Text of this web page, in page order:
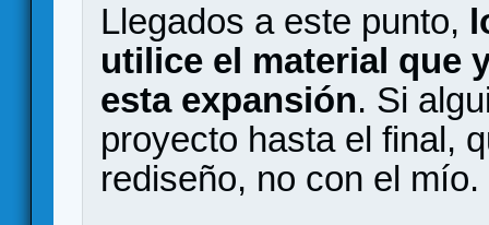
Llegados a este punto,
utilice el material que
esta expansión. Si
proyecto hasta el final,
rediseño, no con el mío.